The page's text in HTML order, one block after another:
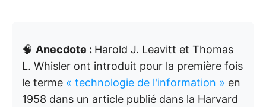
🧠 Anecdote : Harold J. Leavitt et Thomas
L. Whisler ont introduit pour la première fois
le terme « technologie de l'information » en
1958 dans un article publié dans la Harvard